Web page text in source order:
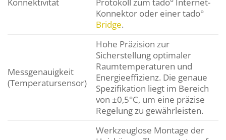
Konnektivität
Protokoll zum tado° Internet-
Konnektor oder einer tado°
Bridge.
Messgenauigkeit
(Temperatursensor)
Hohe Präzision zur
Sicherstellung optimaler
Raumtemperaturen und
Energieeffizienz. Die genaue
Spezifikation liegt im Bereich
von ±0,5°C, um eine präzise
Regelung zu gewährleisten.
Werkzeuglose Montage der